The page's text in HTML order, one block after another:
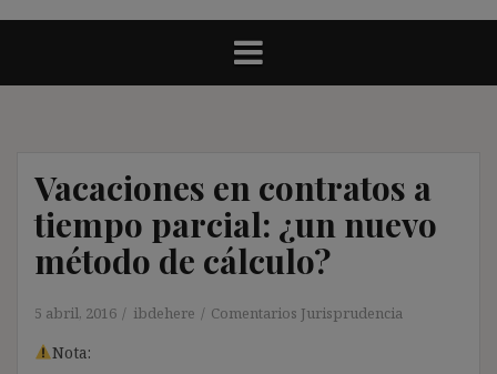
Vacaciones en contratos a
tiempo parcial: ¿un nuevo
método de cálculo?
5 abril, 2016 ibdehere Comentarios Jurisprudencia
Nota: